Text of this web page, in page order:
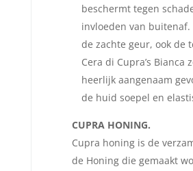
beschermt tegen
invloeden van
de zachte geur, ook de
Cera di Cupra’s Bianca
heerlijk aangenaam
de huid soepel en
CUPRA HONING.
Cupra honing is de
de Honing die gemaakt